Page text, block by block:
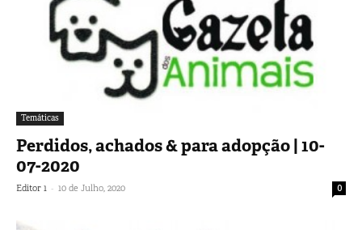
Temáticas
Perdidos, achados & para adopção | 10-
07-2020
Editor 1 - 10 de Julho, 2020 0